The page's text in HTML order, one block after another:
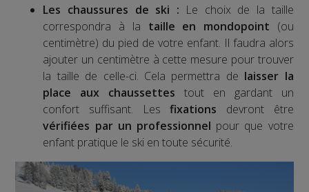
Les chaussures de ski : Le choix de la taille
correspondra à la taille en mondopoint (ou
centimètre) du pied de votre enfant. Il faudra alors
ajouter un centimètre à cette mesure pour trouver
la taille de celle-ci. Cela permettra de laisser la
place aux chaussettes tout en gardant un
confort suffisant. Lesfixations devront être
vérifiées par un professionnel pour que votre
enfant pratique le ski en toute sécurité.